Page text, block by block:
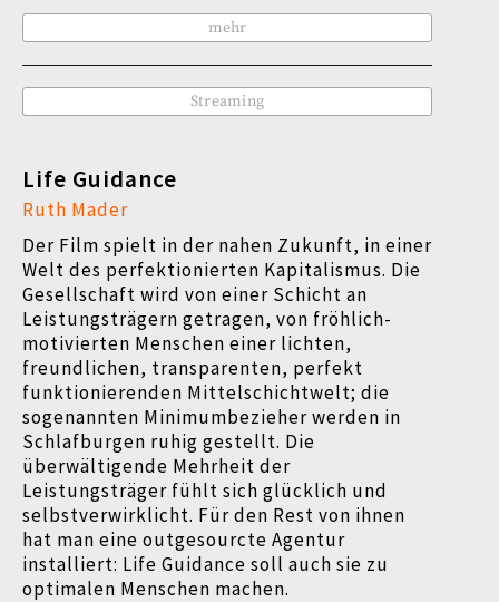
mehr
Streaming
Life Guidance
Ruth Mader
Der Film spielt in der nahen Zukunft, in einer
Welt des perfektionierten Kapitalismus. Die
Gesellschaft wird von einer Schicht an
Leistungsträgern getragen, von fröhlich-
motivierten Menschen einer lichten,
freundlichen, transparenten, perfekt
funktionierenden Mittelschichtwelt; die
sogenannten Minimumbezieher werden in
Schlafburgen ruhig gestellt. Die
überwältigende Mehrheit der
Leistungsträger fühlt sich glücklich und
selbstverwirklicht. Für den Rest von ihnen
hat man eine outgesourcte Agentur
installiert: Life Guidance soll auch sie zu
optimalen Menschen machen.